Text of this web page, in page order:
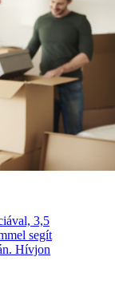
3,5
segít
Hívjon